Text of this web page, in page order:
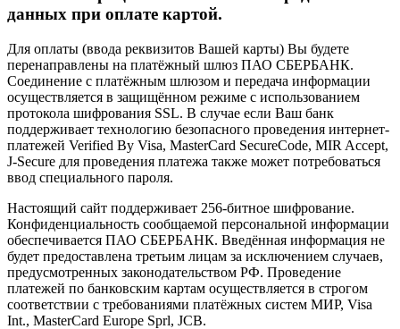
данных при оплате картой.
Для оплаты (ввода реквизитов Вашей карты) Вы будете
перенаправлены на платёжный шлюз ПАО СБЕРБАНК.
Соединение с платёжным шлюзом и передача информации
осуществляется в защищённом режиме с использованием
протокола шифрования SSL. В случае если Ваш банк
поддерживает технологию безопасного проведения интернет-
платежей Verified By Visa, MasterCard SecureCode, MIR Accept,
J-Secure для проведения платежа также может потребоваться
ввод специального пароля.
Настоящий сайт поддерживает 256-битное шифрование.
Конфиденциальность сообщаемой персональной информации
обеспечивается ПАО СБЕРБАНК. Введённая информация не
будет предоставлена третьим лицам за исключением случаев,
предусмотренных законодательством РФ. Проведение
платежей по банковским картам осуществляется в строгом
соответствии с требованиями платёжных систем МИР, Visa
Int., MasterCard Europe Sprl, JCB.